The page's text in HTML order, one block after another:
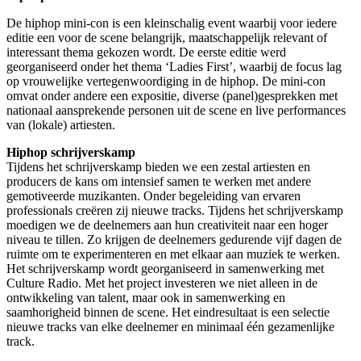
De hiphop mini-con is een kleinschalig event waarbij voor iedere
editie een voor de scene belangrijk, maatschappelijk relevant of
interessant thema gekozen wordt. De eerste editie werd
georganiseerd onder het thema ‘Ladies First’, waarbij de focus lag
op vrouwelijke vertegenwoordiging in de hiphop. De mini-con
omvat onder andere een expositie, diverse (panel)gesprekken met
nationaal aansprekende personen uit de scene en live performances
van (lokale) artiesten.
Hiphop schrijverskamp
Tijdens het schrijverskamp bieden we een zestal artiesten en
producers de kans om intensief samen te werken met andere
gemotiveerde muzikanten. Onder begeleiding van ervaren
professionals creëren zij nieuwe tracks. Tijdens het schrijverskamp
moedigen we de deelnemers aan hun creativiteit naar een hoger
niveau te tillen. Zo krijgen de deelnemers gedurende vijf dagen de
ruimte om te experimenteren en met elkaar aan muziek te werken.
Het schrijverskamp wordt georganiseerd in samenwerking met
Culture Radio. Met het project investeren we niet alleen in de
ontwikkeling van talent, maar ook in samenwerking en
saamhorigheid binnen de scene. Het eindresultaat is een selectie
nieuwe tracks van elke deelnemer en minimaal één gezamenlijke
track.